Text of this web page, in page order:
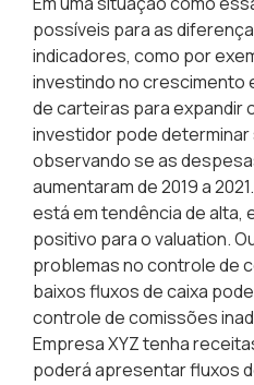
possíveis para as
indicadores, como por
investindo no crescimento
de carteiras para expandir
investidor pode
observando se as
aumentaram de 2019 a
está em tendência de alta,
positivo para o valuation.
problemas nocontrole de
baixos fluxos de caixa
controle de comissões
Empresa XYZ tenha
poderá apresentar fluxos